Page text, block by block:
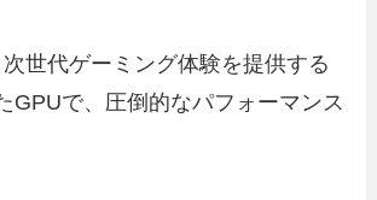
世代ゲーミング体験を提供する
GPUで、圧倒的なパフォーマンス